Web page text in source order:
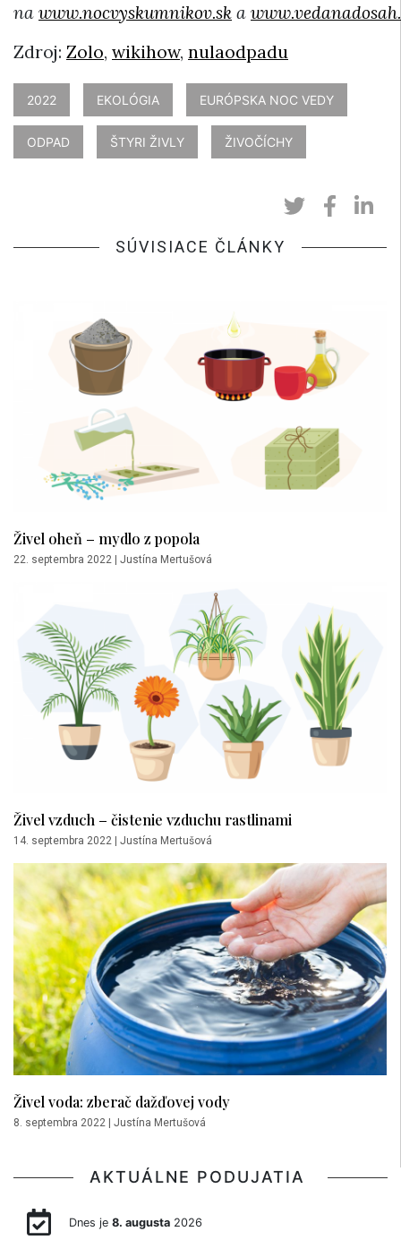
na www.nocvyskumnikov.sk a
Zdroj: Zolo, wikihow, nulaodpadu
2022 EKOLÓGIA EURÓPSKA NOC VEDY
ODPAD ŠTYRI ŽIVLY ŽIVOČÍCHY
SÚVISIACE ČLÁNKY
Živel oheň – mydlo z popola
22. septembra 2022 Justína Mertušová
Živel vzduch – čistenie vzduchu rastlinami
14. septembra 2022 Justína Mertušová
Živel voda: zberač dažďovej vody
8. septembra 2022 | Justína Mertušová
AKTUÁLNE PODUJATIA
Dnes je 8. augusta2026